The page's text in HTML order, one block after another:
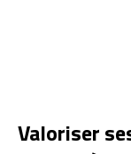
Valoriser